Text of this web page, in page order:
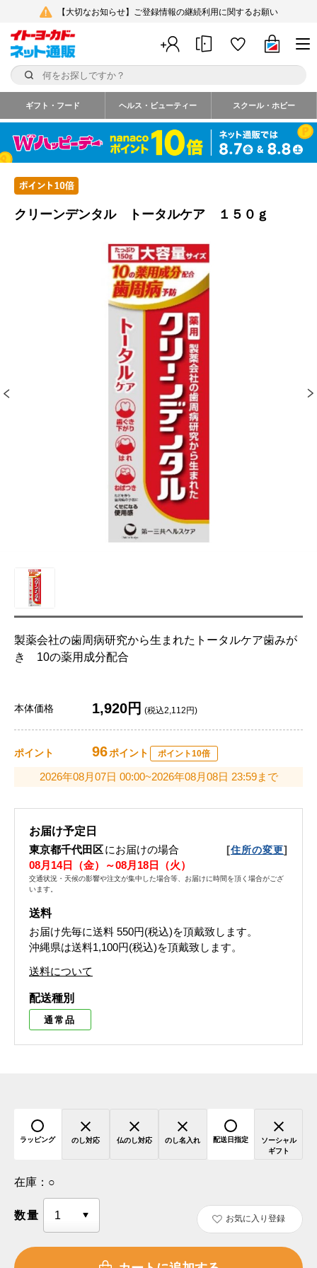
【大切なお知らせ】ご登録情報の継続利用に関するお願い
ギフト・フード ヘルス・ビューティー スクール・ホビー
クリーンデンタル トータルケア １５０ｇ
製薬会社の歯周病研究から生まれたトータルケア歯みが
き 10の薬用成分配合
本体価格 1,920円 (税込2,112円)
ポイント 96ポイント ポイント10倍
2026年08月07日 00:00~2026年08月08日 23:59まで
お届け予定日
東京都千代田区にお届けの場合 [住所の変更]
08月14日（金）～08月18日（火）
交通状況・天候の影響や注文が集中した場合等、お届けに時間を頂く場合がござ
います。
送料
お届け先毎に送料 550円(税込)を頂戴致します。
沖縄県は送料1,100円(税込)を頂戴致します。
送料について
配送種別
通常品
ラッピング のし対応 仏のし対応 のし名入れ 配送日指定
ソーシャル
ギフト
在庫： ○
数量 お気に入り登録